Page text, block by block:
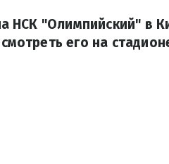
НСК "Олимпийский" в
его на